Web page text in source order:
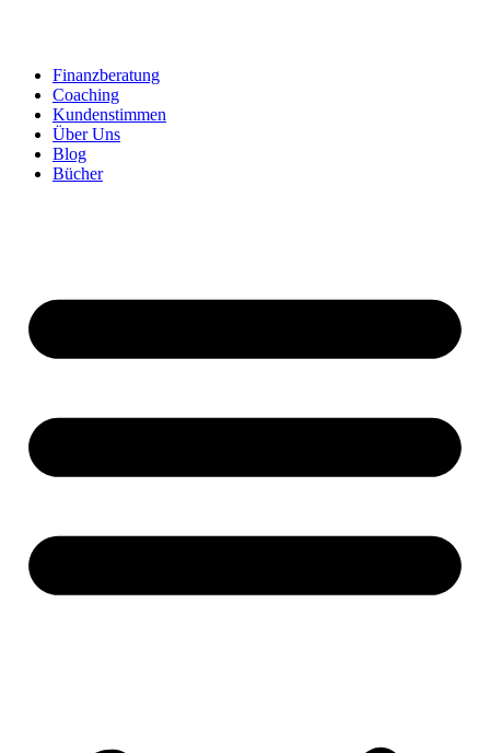
Finanzberatung
Coaching
Kundenstimmen
Über Uns
Blog
Bücher